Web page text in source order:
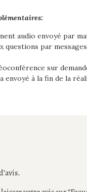
audio envoyé par
questions par
sur
envoyé à la fin de la